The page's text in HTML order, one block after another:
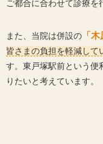
ご都合に合わせて診療を
また、当院は併設の 「
皆さまの負担を軽減して
す。東戸塚駅前という便
りたいと考えています。